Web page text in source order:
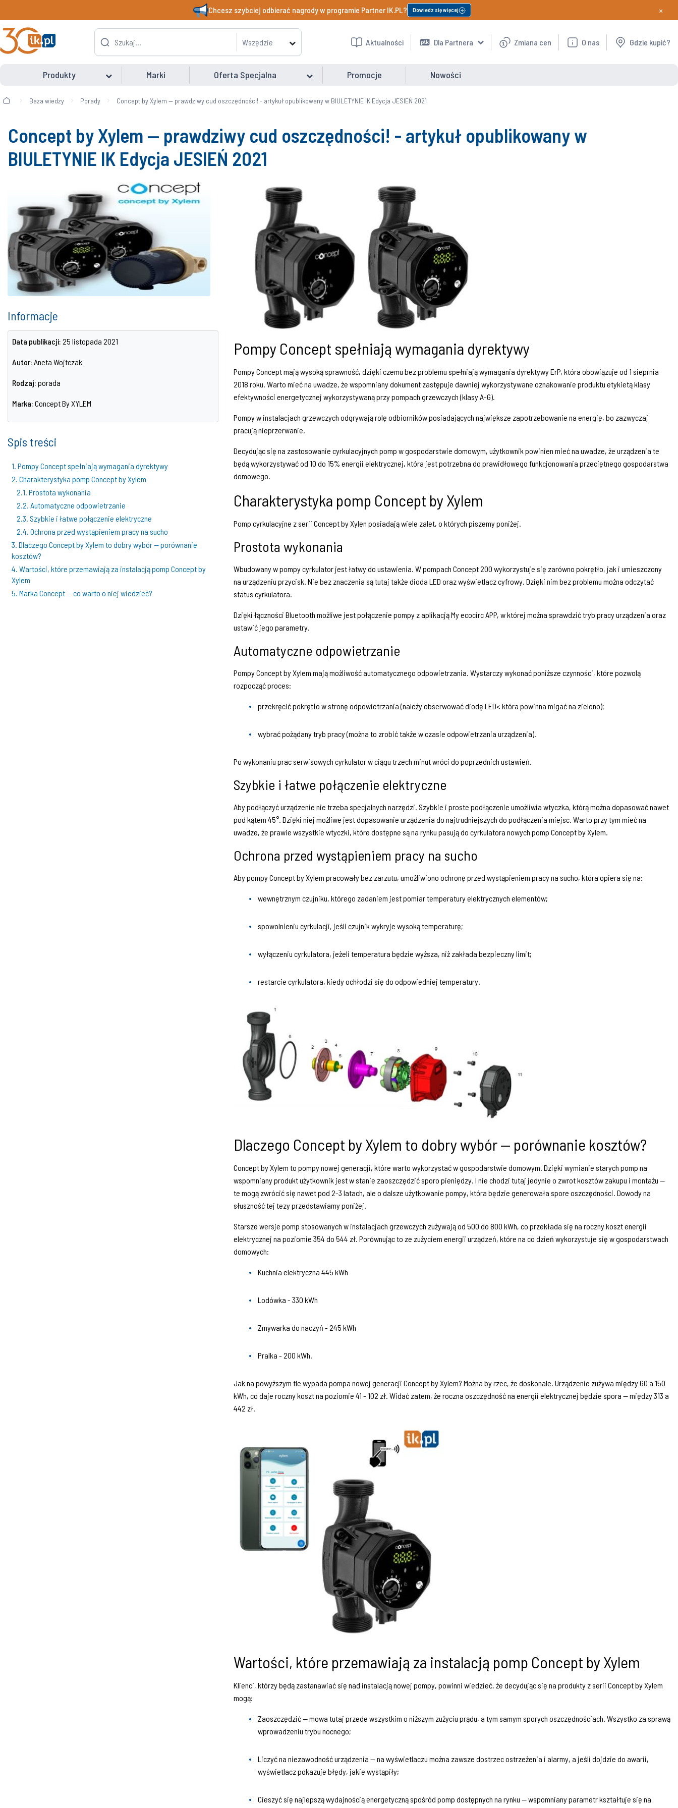
Chcesz szybciej odbierać nagrody w programie Partner IK.PL? Dowiedz się więcej ×
Wszędzie Aktualności Dla Partnera Zmiana cen O nas Gdzie kupić?
Produkty Marki Oferta Specjalna Promocje Nowości
Baza wiedzy Porady Concept by Xylem — prawdziwy cud oszczędności! - artykuł opublikowany w BIULETYNIE IK Edycja JESIEŃ 2021
Concept by Xylem — prawdziwy cud oszczędności! - artykuł opublikowany w
BIULETYNIE IK Edycja JESIEŃ 2021
Informacje
Data publikacji: 25 listopada 2021
Autor: Aneta Wojtczak
Rodzaj: porada
Marka: Concept By XYLEM
Spis treści
1. Pompy Concept spełniają wymagania dyrektywy
2. Charakterystyka pomp Concept by Xylem
2.1. Prostota wykonania
2.2. Automatyczne odpowietrzanie
2.3. Szybkie i łatwe połączenie elektryczne
2.4. Ochrona przed wystąpieniem pracy na sucho
3. Dlaczego Concept by Xylem to dobry wybór — porównanie
kosztów?
4. Wartości, które przemawiają za instalacją pomp Concept by
Xylem
5. Marka Concept — co warto o niej wiedzieć?
Pompy Concept spełniają wymagania dyrektywy
Pompy Concept mają wysoką sprawność, dzięki czemu bez problemu spełniają wymagania dyrektywy ErP, która obowiązuje od 1 sieprnia
2018 roku. Warto mieć na uwadze, że wspomniany dokument zastępuje dawniej wykorzystywane oznakowanie produktu etykietą klasy
efektywności energetycznej wykorzystywaną przy pompach grzewczych (klasy A-G).
Pompy w instalacjach grzewczych odgrywają rolę odbiorników posiadających największe zapotrzebowanie na energię, bo zazwyczaj
pracują nieprzerwanie.
Decydując się na zastosowanie cyrkulacyjnych pomp w gospodarstwie domowym, użytkownik powinien mieć na uwadze, że urządzenia te
będą wykorzystywać od 10 do 15% energii elektrycznej, która jest potrzebna do prawidłowego funkcjonowania przeciętnego gospodarstwa
domowego.
Charakterystyka pomp Concept by Xylem
Pomp cyrkulacyjne z serii Concept by Xylen posiadają wiele zalet, o których piszemy poniżej.
Prostota wykonania
Wbudowany w pompy cyrkulator jest łatwy do ustawienia. W pompach Concept 200 wykorzystuje się zarówno pokrętło, jak i umieszczony
na urządzeniu przycisk. Nie bez znaczenia są tutaj także dioda LED oraz wyświetlacz cyfrowy. Dzięki nim bez problemu można odczytać
status cyrkulatora.
Dzięki łączności Bluetooth możliwe jest połączenie pompy z aplikacją My ecocirc APP, w której można sprawdzić tryb pracy urządzenia oraz
ustawić jego parametry.
Automatyczne odpowietrzanie
Pompy Concept by Xylem mają możliwość automatycznego odpowietrzania. Wystarczy wykonać poniższe czynności, które pozwolą
rozpocząć proces:
przekręcić pokrętło w stronę odpowietrzania (należy obserwować diodę LED< która powinna migać na zielono);
wybrać pożądany tryb pracy (można to zrobić także w czasie odpowietrzania urządzenia).
Po wykonaniu prac serwisowych cyrkulator w ciągu trzech minut wróci do poprzednich ustawień.
Szybkie i łatwe połączenie elektryczne
Aby podłączyć urządzenie nie trzeba specjalnych narzędzi. Szybkie i proste podłączenie umożliwia wtyczka, którą można dopasować nawet
pod kątem 45°. Dzięki niej możliwe jest dopasowanie urządzenia do najtrudniejszych do podłączenia miejsc. Warto przy tym mieć na
uwadze, że prawie wszystkie wtyczki, które dostępne są na rynku pasują do cyrkulatora nowych pomp Concept by Xylem.
Ochrona przed wystąpieniem pracy na sucho
Aby pompy Concept by Xylem pracowały bez zarzutu, umożliwiono ochronę przed wystąpieniem pracy na sucho, która opiera się na:
wewnętrznym czujniku, którego zadaniem jest pomiar temperatury elektrycznych elementów;
spowolnieniu cyrkulacji, jeśli czujnik wykryje wysoką temperaturę;
wyłączeniu cyrkulatora, jeżeli temperatura będzie wyższa, niż zakłada bezpieczny limit;
restarcie cyrkulatora, kiedy ochłodzi się do odpowiedniej temperatury.
Dlaczego Concept by Xylem to dobry wybór — porównanie kosztów?
Concept by Xylem to pompy nowej generacji, które warto wykorzystać w gospodarstwie domowym. Dzięki wymianie starych pomp na
wspomniany produkt użytkownik jest w stanie zaoszczędzić sporo pieniędzy. I nie chodzi tutaj jedynie o zwrot kosztów zakupu i montażu —
te mogą zwrócić się nawet pod 2-3 latach, ale o dalsze użytkowanie pompy, która będzie generowała spore oszczędności. Dowody na
słuszność tej tezy przedstawiamy poniżej.
Starsze wersje pomp stosowanych w instalacjach grzewczych zużywają od 500 do 800 kWh, co przekłada się na roczny koszt energii
elektrycznej na poziomie 354 do 544 zł. Porównując to ze zużyciem energii urządzeń, które na co dzień wykorzystuje się w gospodarstwach
domowych:
Kuchnia elektryczna 445 kWh
Lodówka - 330 kWh
Zmywarka do naczyń - 245 kWh
Pralka - 200 kWh.
Jak na powyższym tle wypada pompa nowej generacji Concept by Xylem? Można by rzec, że doskonale. Urządzenie zużywa między 60 a 150
kWh, co daje roczny koszt na poziomie 41 - 102 zł. Widać zatem, że roczna oszczędność na energii elektrycznej będzie spora — między 313 a
442 zł.
Wartości, które przemawiają za instalacją pomp Concept by Xylem
Klienci, którzy będą zastanawiać się nad instalacją nowej pompy, powinni wiedzieć, że decydując się na produkty z serii Concept by Xylem
mogą:
Zaoszczędzić — mowa tutaj przede wszystkim o niższym zużyciu prądu, a tym samym sporych oszczędnościach. Wszystko za sprawą
wprowadzeniu trybu nocnego;
Liczyć na niezawodność urządzenia — na wyświetlaczu można zawsze dostrzec ostrzeżenia i alarmy, a jeśli dojdzie do awarii,
wyświetlacz pokazuje błędy, jakie wystąpiły;
Cieszyć się najlepszą wydajnością energetyczną spośród pomp dostępnych na rynku — wspomniany parametr kształtuje się na